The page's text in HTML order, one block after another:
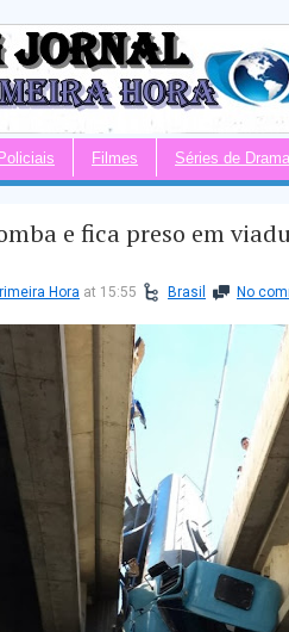
Filmes Séries de Drama
e fica preso em
Hora at 15:55 Brasil No